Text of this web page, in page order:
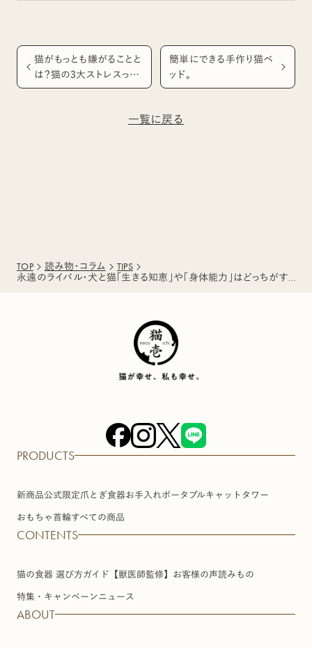
猫がもっとも嫌がることと
は？猫の3大ストレスって
知っていますか？
一覧に戻る
簡単にできる手作り猫ベ
ッド。
TOP 読み物・コラム
TIPS
永遠のライバル・犬と猫「生きる知恵」や「身体能力」はどっちがすごい？
PRODUCTS
新商品公式限定 爪とぎ食器お手入れポータブル キャットタワー
おもちゃ首輪すべての商品
CONTENTS
猫の食器 選び方ガイド【獣医師監修】 お客様の声読みもの
特集・キャンペーンニュース
ABOUT